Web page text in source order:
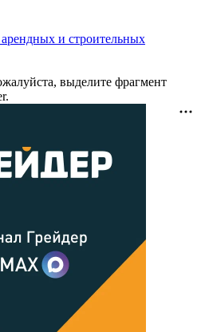
и строительных
выделите фрагмент